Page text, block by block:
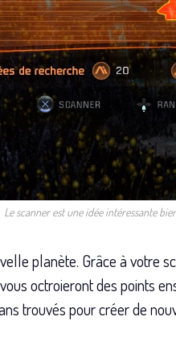
Le scanner est une idée intéressante
planète. Grâce à votre
octroieront des points
trouvés pour créer de